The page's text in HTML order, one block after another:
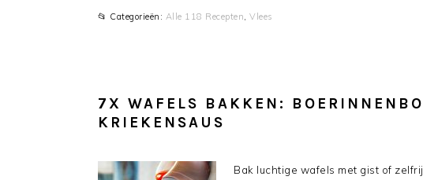
📂 Categorieën: Alle 118 Recepten, Vlees
7X WAFELS BAKKEN:
KRIEKENSAUS
Bak luchtige wafels met gist of